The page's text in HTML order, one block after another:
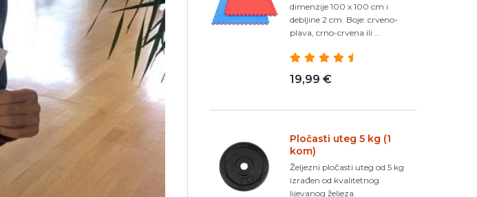
dimenzije 100 x 100 cm i
debljine 2 cm. Boje: crveno-
plava, crno-crvena ili ...
19,99 €
Pločasti uteg 5 kg (1
kom)
Željezni pločasti uteg od 5 kg
izrađen od kvalitetnog
lijevanog željeza.